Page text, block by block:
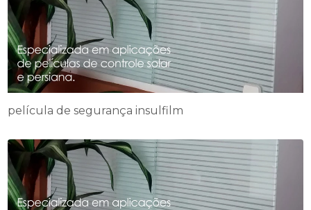
película de segurança insulfilm